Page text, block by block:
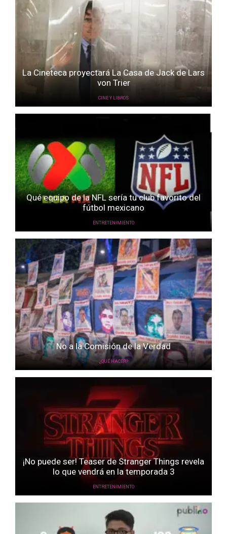
La Cineteca proyectará La Casa de Jack de Lars
von Trier
CINE Y LIBROS
Qué equipo de la NFL sería tu club favorito del
fútbol mexicano
ENTRETENIMIENTO
No a la Comisión de la Verdad
¿QUÉ HACER?
¡No puede ser! Teaser de Stranger Things revela
lo que vendrá en la temporada 3
ENTRETENIMIENTO